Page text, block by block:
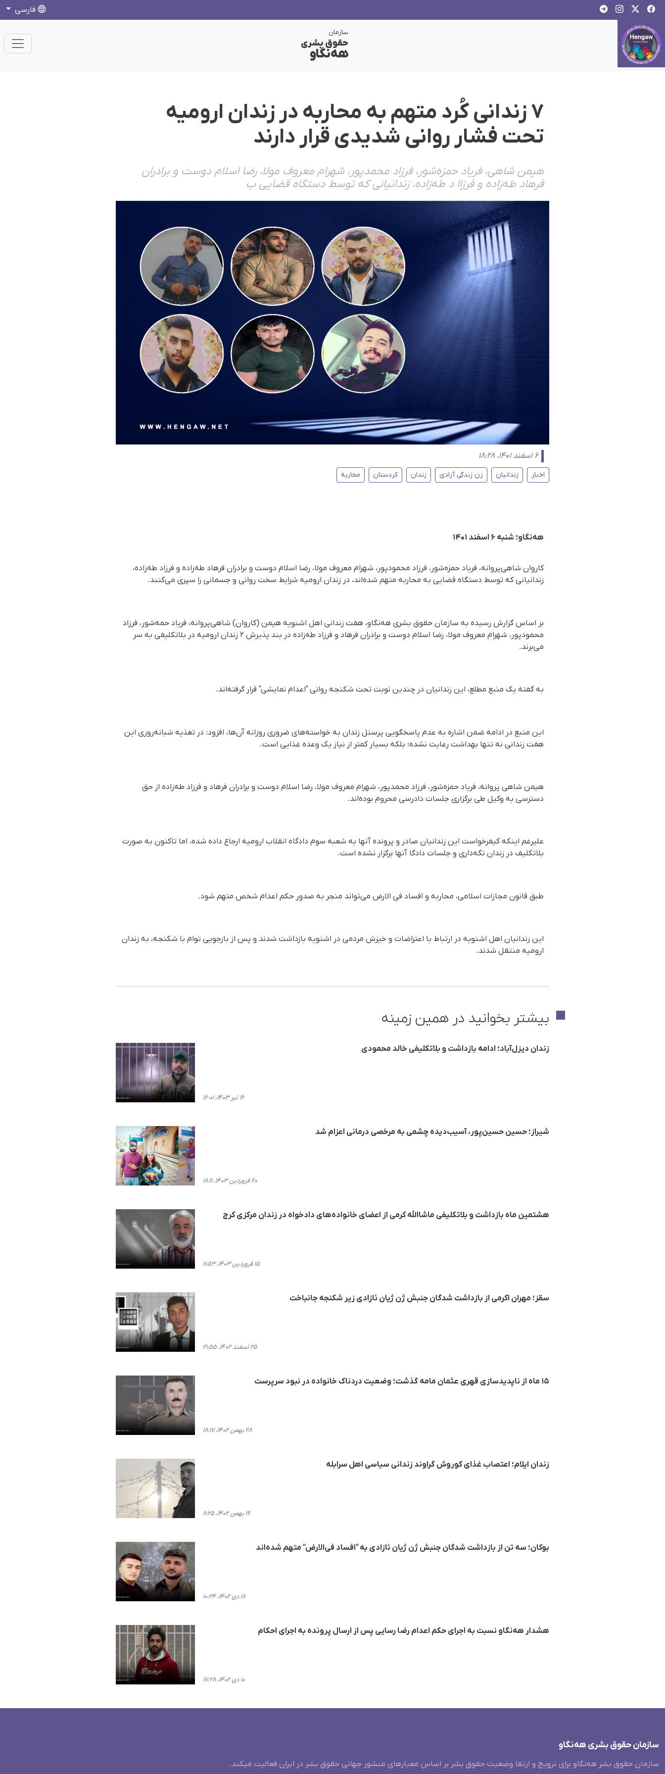
فارسی
سازمان
حقوق بشری
هەنگاو
۷ زندانی کُرد متهم به محاربه در زندان ارومیه
تحت فشار روانی شدیدی قرار دارند
هیمن شاهی، فریاد حمزه‌شور، فرزاد محمدپور، شهرام معروف مولا، رضا اسلام دوست و برادران
فرهاد طه‌زاده و فرزاا د طه‌زاده، زندانیانی که توسط دستگاه قضایی ب
۶ اسفند ۱۴۰۱، ۱۸:۲۸
اخبار زندانیان زن زندگی آزادی زندان کردستان محاربه
هه‌نگاو؛ شنبه ۶ اسفند ۱۴۰۱
کاروان شاهی‌پروانه، فریاد حمزه‌شور، فرزاد محمودپور، شهرام معروف مولا، رضا اسلام دوست و برادران فرهاد طه‌زاده و فرزاد طه‌زاده،
زندانیانی که توسط دستگاه قضایی به محاربه متهم شده‌اند، در زندان ارومیه شرایط سخت روانی و جسمانی را سپری می‌کنند.
بر اساس گزارش رسیده به سازمان حقوق بشری هه‌نگاو، هفت زندانی اهل اشنویه هیمن (کاروان) شاهی‌پروانه، فریاد حمه‌شور، فرزاد
محمودپور، شهرام معروف مولا، رضا اسلام دوست و برادران فرهاد و فرزاد طه‌زاده در بند پذیرش ٢ زندان ارومیه در بلاتکلیفی به سر
می‌برند.
به گفته یک منبع مطلع، این زندانیان در چندین نوبت تحت شکنجه روانی "اعدام نمایشی" قرار گرفته‌اند.
این منبع در ادامه ضمن اشاره به عدم پاسخگویی پرسنل زندان به خواسته‌های ضروری روزانه آن‌ها، افزود: در تغذیه شبانه‌روزی این
هفت زندانی نه تنها بهداشت رعایت نشده؛ بلکه بسیار کمتر از نیاز یک وعده غذایی است.
هیمن شاهی پروانه، فریاد حمزه‌شور، فرزاد محمدپور، شهرام معروف مولا، رضا اسلام دوست و برادران فرهاد و فرزاد طه‌زاده از حق
دسترسی به وکیل طی برگزاری جلسات دادرسی محروم بوده‌اند.
علیرغم اینکه کیفرخواست این زندانیان صادر و پرونده آنها به شعبه سوم دادگاه انقلاب ارومیه ارجاع داده شده، اما تاکنون بە صورت
بلاتکلیف در زندان نگەداری و جلسات دادگا آنها برگزار نشدە است.
طبق قانون مجازات اسلامی‌، محاربه و افساد فی الارض می‌تواند منجر به صدور حکم اعدام شخص متهم شود.
این زندانیان اهل اشنویه در ارتباط با اعتراضات و خیزش مردمی در اشنویه بازداشت شدند و پس از بازجویی توام با شکنجه، به زندان
ارومیه منتقل شدند.
بیشتر بخوانید در همین زمینه
زندان دیزل‌آباد؛ ادامه بازداشت و بلاتکلیفی خالد محمودی
۱۶ تیر ۱۴۰۳، ۱۶:۰۱
شیراز؛ حسین حسین‌پور، آسیب‌دیده چشمی به مرخصی درمانی اعزام شد
۲۰ فروردین ۱۴۰۳، ۱۸:۱۱
هشتمین ماه بازداشت و بلاتکلیفی ماشاالله کرمی از اعضای خانواده‌های دادخواه در زندان مرکزی کرج
۱۵ فروردین ۱۴۰۳، ۱۱:۵۳
سقز؛ مهران اکرمی از بازداشت شدگان جنبش ژن ژیان ئازادی زیر شکنجه جانباخت
۲۵ اسفند ۱۴۰۲، ۲۱:۵۵
۱۵ ماه از ناپدیدسازی قهری عثمان مامه گذشت؛ وضعیت دردناک خانواده در نبود سرپرست
۲۸ بهمن ۱۴۰۲، ۱۸:۱۷
زندان ایلام؛ اعتصاب غذای کوروش گراوند زندانی سیاسی اهل سرابله
۱۹ بهمن ۱۴۰۲، ۱۱:۲۵
بوکان؛ سه تن از بازداشت شدگان جنبش ژن ژیان ئازادی به "افساد فی‌الارض" متهم شده‌اند
۱۸ دی ۱۴۰۲، ۱۰:۲۴
هشدار هه‌نگاو نسبت به اجرای حکم اعدام رضا رسایی پس از ارسال پرونده به اجرای احکام
۱۰ دی ۱۴۰۲، ۱۷:۲۸
سازمان حقوق بشری هەنگاو
سازمان حقوق بشر هه‌نگاو برای ترویج و ارتقا وضعیت حقوق بشر بر اساس معیارهای منشور جهانی حقوق بشر در ایران فعالیت میکند.